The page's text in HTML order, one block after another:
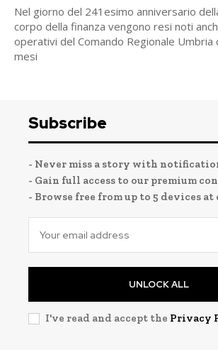
Nel giorno del 241esimo anniversario
corpo della finanza vengono resi noti
operativi del Comando Regionale Umbria
mesi
Subscribe
- Never miss a story with
- Gain full access to our premium
- Browse free from up to 5 devices at
UNLOCK ALL
I've read and accept the Privacy